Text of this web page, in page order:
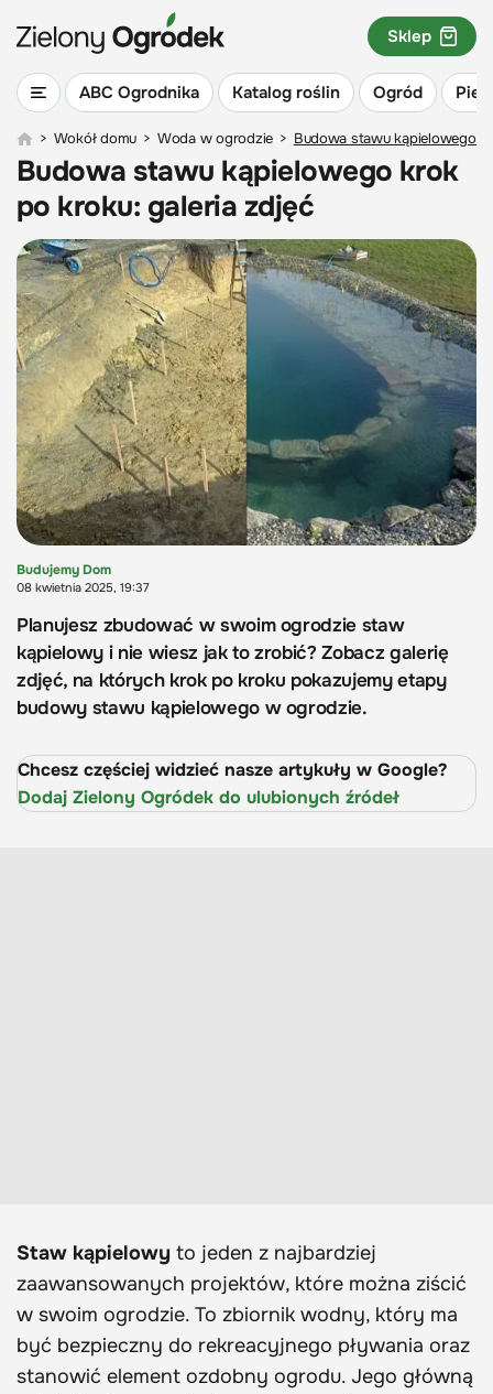
ABC Ogrodnika Katalog roślin Ogród
Sklep
> Wokół domu > Woda w ogrodzie > Budowa stawu kąpielowego
Budowa stawu kąpielowego krok
po kroku: galeria zdjęć
Budujemy Dom
08 kwietnia 2025, 19:37
Planujesz zbudować w swoim ogrodzie staw
kąpielowy i nie wiesz jak to zrobić? Zobacz galerię
zdjęć, na których krok po kroku pokazujemy etapy
budowy stawu kąpielowego w ogrodzie.
Chcesz częściej widzieć nasze artykuły w Google?
Dodaj Zielony Ogródek do ulubionych źródeł
Staw kąpielowy to jeden z najbardziej
zaawansowanych projektów, które można ziścić
w swoim ogrodzie. To zbiornik wodny, który ma
być bezpieczny do rekreacyjnego pływania oraz
stanowić element ozdobny ogrodu. Jego główną